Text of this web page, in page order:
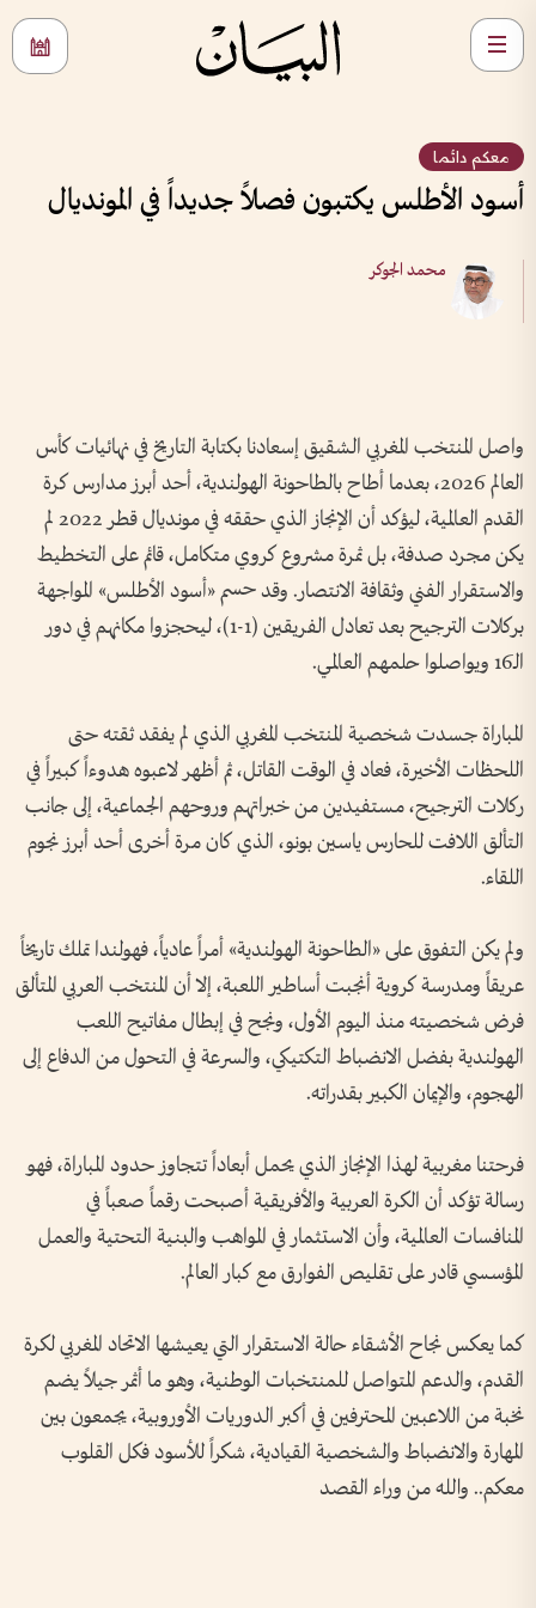
معكم دائما
أسود الأطلس يكتبون فصلاً جديداً في المونديال
محمد الجوكر
واصل المنتخب المغربي الشقيق إسعادنا بكتابة التاريخ في نهائيات كأس
العالم 2026، بعدما أطاح بالطاحونة الهولندية، أحد أبرز مدارس كرة
القدم العالمية، ليؤكد أن الإنجاز الذي حققه في مونديال قطر 2022 لم
يكن مجرد صدفة، بل ثمرة مشروع كروي متكامل، قائم على التخطيط
والاستقرار الفني وثقافة الانتصار. وقد حسم «أسود الأطلس» المواجهة
بركلات الترجيح بعد تعادل الفريقين (1-1)، ليحجزوا مكانهم في دور
الـ16 ويواصلوا حلمهم العالمي.
المباراة جسدت شخصية المنتخب المغربي الذي لم يفقد ثقته حتى
اللحظات الأخيرة، فعاد في الوقت القاتل، ثم أظهر لاعبوه هدوءاً كبيراً في
ركلات الترجيح، مستفيدين من خبراتهم وروحهم الجماعية، إلى جانب
التألق اللافت للحارس ياسين بونو، الذي كان مرة أخرى أحد أبرز نجوم
اللقاء.
ولم يكن التفوق على «الطاحونة الهولندية» أمراً عادياً، فهولندا تملك تاريخاً
عريقاً ومدرسة كروية أنجبت أساطير اللعبة، إلا أن المنتخب العربي المتألق
فرض شخصيته منذ اليوم الأول، ونجح في إبطال مفاتيح اللعب
الهولندية بفضل الانضباط التكتيكي، والسرعة في التحول من الدفاع إلى
الهجوم، والإيمان الكبير بقدراته.
فرحتنا مغربية لهذا الإنجاز الذي يحمل أبعاداً تتجاوز حدود المباراة، فهو
رسالة تؤكد أن الكرة العربية والأفريقية أصبحت رقماً صعباً في
المنافسات العالمية، وأن الاستثمار في المواهب والبنية التحتية والعمل
المؤسسي قادر على تقليص الفوارق مع كبار العالم.
كما يعكس نجاح الأشقاء حالة الاستقرار التي يعيشها الاتحاد المغربي لكرة
القدم، والدعم المتواصل للمنتخبات الوطنية، وهو ما أثمر جيلاً يضم
نخبة من اللاعبين المحترفين في أكبر الدوريات الأوروبية، يجمعون بين
المهارة والانضباط والشخصية القيادية، شكراً للأسود فكل القلوب
معكم.. والله من وراء القصد